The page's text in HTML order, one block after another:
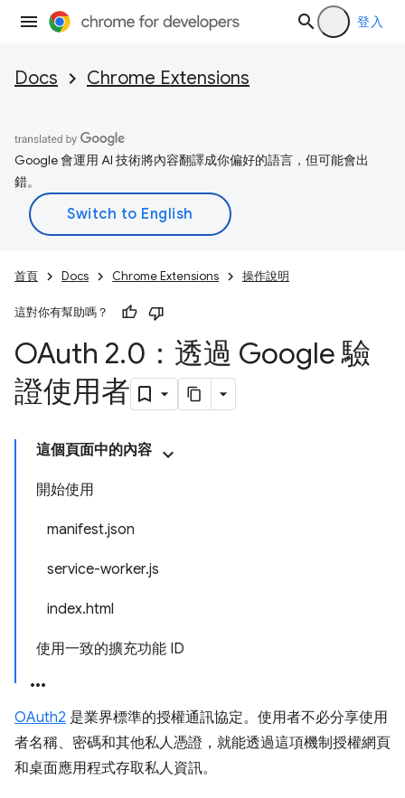
登入
Docs Chrome Extensions
Google 會運用 AI 技術將內容翻譯成你偏好的語言，但可能會出
錯。
首頁 Docs Chrome Extensions 操作說明
這對你有幫助嗎？
OAuth 2.0：透過 Google 驗
證使用者
這個頁面中的內容
開始使用
manifest.json
service-worker.js
index.html
使用一致的擴充功能 ID
OAuth2 是業界標準的授權通訊協定。使用者不必分享使用
者名稱、密碼和其他私人憑證，就能透過這項機制授權網頁
和桌面應用程式存取私人資訊。